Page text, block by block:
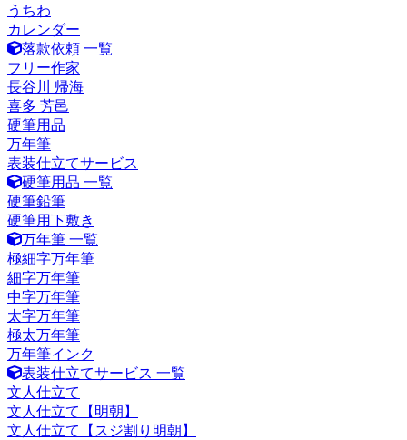
うちわ
カレンダー
落款依頼 一覧
フリー作家
長谷川 帰海
喜多 芳邑
硬筆用品
万年筆
表装仕立てサービス
硬筆用品 一覧
硬筆鉛筆
硬筆用下敷き
万年筆 一覧
極細字万年筆
細字万年筆
中字万年筆
太字万年筆
極太万年筆
万年筆インク
表装仕立てサービス 一覧
文人仕立て
文人仕立て【明朝】
文人仕立て【スジ割り明朝】